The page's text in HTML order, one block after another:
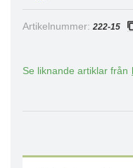
Artikelnummer: 222-15
Se liknande artiklar från